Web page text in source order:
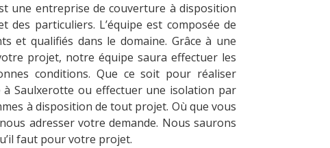
une entreprise de couverture à disposition
des particuliers. L’équipe est composée de
et qualifiés dans le domaine. Grâce à une
projet, notre équipe saura effectuer les
conditions. Que ce soit pour réaliser
à Saulxerotte ou effectuer une isolation par
à disposition de tout projet. Où que vous
adresser votre demande. Nous saurons
faut pour votre projet.